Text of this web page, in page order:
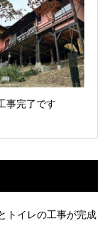
事完了です
トイレの工事が完成